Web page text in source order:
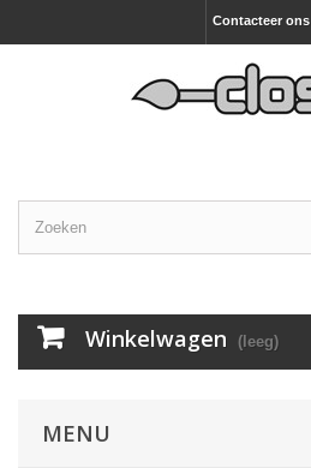
Contacteer ons
Winkelwagen (leeg)
MENU